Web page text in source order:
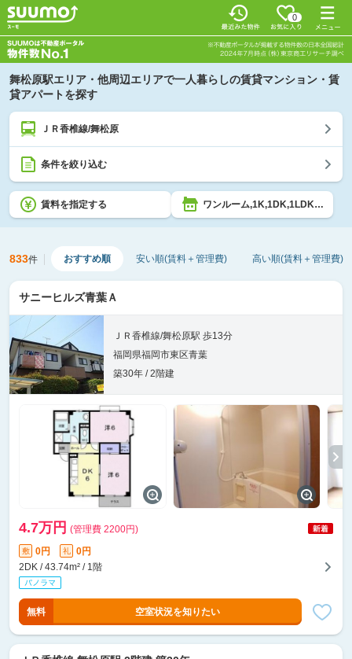
0
舞松原駅エリア・他周辺エリアで一人暮らしの賃貸マンション・賃
貸アパートを探す
ＪＲ香椎線/舞松原
条件を絞り込む
賃料を指定する ワンルーム,1K,1DK,1LDK,2K,2DK,2LDK
833件 おすすめ順 安い順(賃料＋管理費) 高い順(賃料＋管理費)
サニーヒルズ青葉Ａ
ＪＲ香椎線/舞松原駅 歩13分
福岡県福岡市東区青葉
築30年 / 2階建
4.7万円 (管理費 2200円)
敷 0円 礼
0円
2DK / 43.74m² / 1階
無料 空室状況を知りたい